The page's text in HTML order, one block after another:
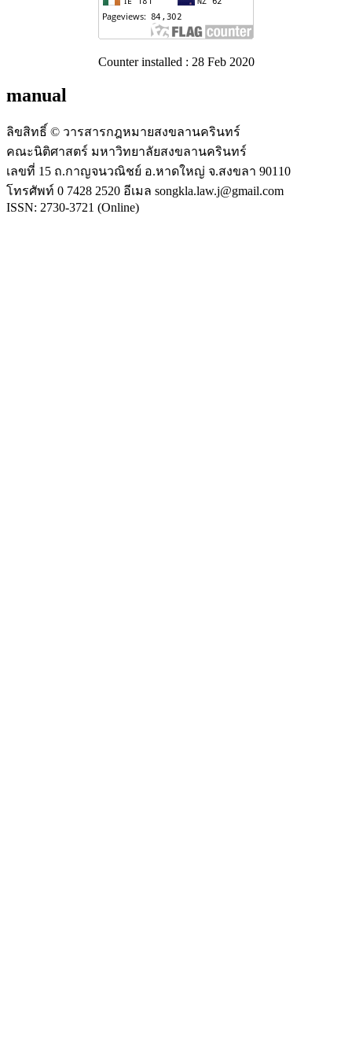
Counter installed : 28 Feb 2020
manual
ลิขสิทธิ์ © วารสารกฎหมายสงขลานครินทร์
คณะนิติศาสตร์ มหาวิทยาลัยสงขลานครินทร์
เลขที่ 15 ถ.กาญจนวณิชย์ อ.หาดใหญ่ จ.สงขลา 90110
โทรศัพท์ 0 7428 2520 อีเมล songkla.law.j@gmail.com
ISSN: 2730-3721 (Online)